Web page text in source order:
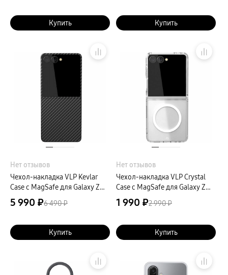
Купить Купить
Нет отзывов
Чехол-накладка VLP Kevlar
Case с MagSafe для Galaxy Z
Флип7, арамид (кевлар),
черный
5 990 ₽6 490 ₽
Купить
Нет отзывов
Чехол-накладка VLP Crystal
Case с MagSafe для Galaxy Z
Флип7, полиуретан,
прозрачный
1 990 ₽2 990 ₽
Купить